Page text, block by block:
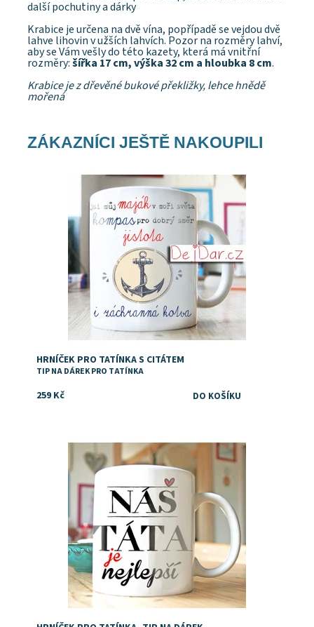
další pochutiny a dárky
Krabice je určena na dvě vína, popřípadě se vejdou dvě
lahve lihovin v užších lahvích. Pozor na rozměry lahví,
aby se Vám vešly do této kazety, která má vnitřní
rozměry:šířka 17 cm, výška 32 cm a hloubka 8 cm.
Krabice je z dřevěné bukové překližky, lehce hnědě
mořená
ZÁKAZNÍCI JEŠTĚ NAKOUPILI
Dárek pro tatínka, ke svatbě jako poděkování za
výchovu, k narozeninám nebo třrba ke dni otců
Dostupnost:
Skladem
Značka:
DejDar
HRNÍČEK PRO TATÍNKA S CITÁTEM
TIP NA DÁREK PRO TATÍNKA
259 Kč
Potěšte svého tatínka hrníčkem s osobním vyznáním s
nápisem "Náš táta je nejlepší" Oboustranný potisk, na
rubu jména. Do poznámky k objednávce...
Dostupnost:
DejDar